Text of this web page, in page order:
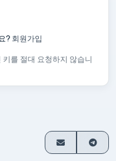
? 회원가입
를 절대 요청하지 않습니